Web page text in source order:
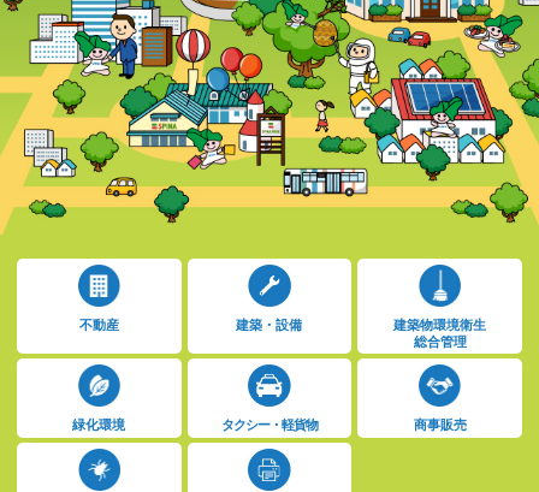
不動産 建築・設備
建築物環境衛生
総合管理
緑化環境 タクシー・軽貨物 商事販売